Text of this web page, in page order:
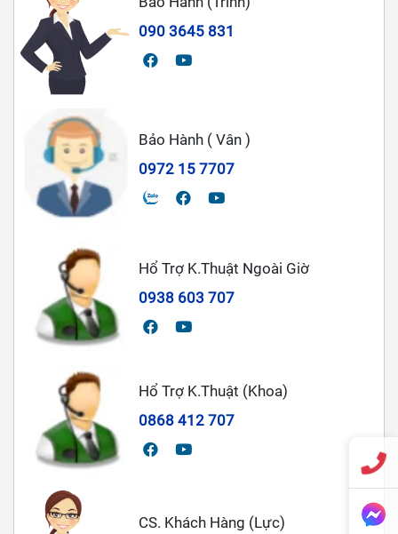
090 3645 831
Bảo Hành ( Vân )
0972 15 7707
Hổ Trợ K.Thuật Ngoài Giờ
0938 603 707
Hổ Trợ K.Thuật (Khoa)
0868 412 707
CS. Khách Hàng (Lực)